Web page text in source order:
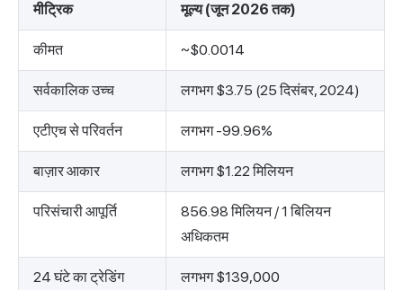
मीट्रिक मूल्य (जून 2026 तक)
कीमत ~$0.0014
सर्वकालिक उच्च लगभग $3.75 (25 दिसंबर, 2024)
एटीएच से परिवर्तन लगभग -99.96%
बाज़ार आकार लगभग $1.22 मिलियन
परिसंचारी आपूर्ति
856.98 मिलियन / 1 बिलियन
अधिकतम
24 घंटे का ट्रेडिंग
लगभग $139,000